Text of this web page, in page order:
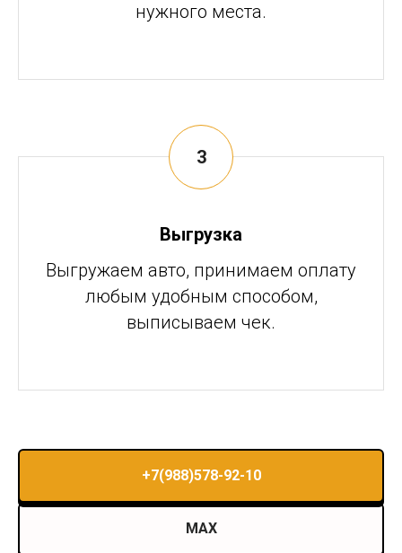
нужного места.
Выгрузка
Выгружаем авто, принимаем оплату
любым удобным способом,
выписываем чек.
+7(988)578-92-10
MAX